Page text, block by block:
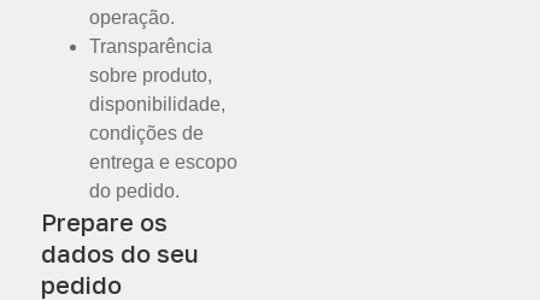
operação.
Transparência
sobre produto,
disponibilidade,
condições de
entrega e escopo
do pedido.
Prepare os
dados do seu
pedido